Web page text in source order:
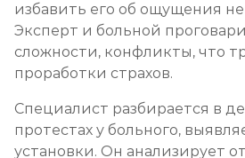
избавить его об ощущения
Эксперт и больной
сложности, конфликты, что
проработки страхов.
Специалист разбирается в
протестах у больного,
установки. Он анализирует